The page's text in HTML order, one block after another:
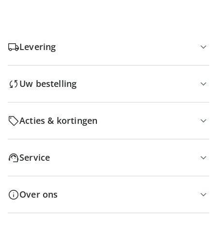
Levering
Uw bestelling
Acties & kortingen
Service
Over ons